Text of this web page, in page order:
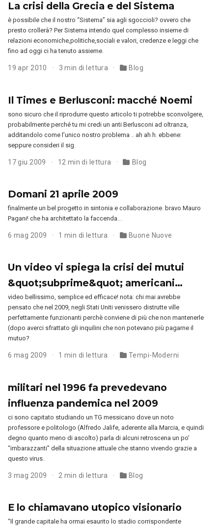
La crisi della Grecia e del Sistema
è possibile che il nostro “Sistema” sia agli sgoccioli? ovvero che
presto crollerà? Per Sistema intendo quel complesso insieme di
relazioni economiche,politiche,sociali e valori, credenze e leggi che
fino ad oggi ci ha tenuto assieme.
19 apr 2010 3 min di lettura Blog
Il Times e Berlusconi: macché Noemi
sono sicuro che il riprodurre questo articolo ti potrebbe sconvolgere,
probabilmente perché tu mi credi un anti Berlusconi ad oltranza,
additandolo come l’unico nostro problema .. ah ah h. ebbene:
seppure consideri il sig.
17 giu 2009 12 min di lettura Blog
Domani 21 aprile 2009
finalmente un bel progetto in sintonia e collaborazione. bravo Mauro
Pagani! che ha architettato la faccenda…
6 mag 2009 1 min di lettura Buone Nuove
Un video vi spiega la crisi dei mutui
&quot;subprime&quot; americani…
video bellissimo, semplice ed efficace! nota: chi mai avrebbe
pensato che nel 2009, negli Stati Uniti venissero distrutte ville
perfettamente funzionanti perchè conviene di più che non mantenerle
(dopo averci sfrattato gli inquilini che non potevano più pagarne il
mutuo?
6 mag 2009 1 min di lettura Tempi-Moderni
militari nel 1996 fa prevedevano
influenza pandemica nel 2009
ci sono capitato studiando un TG messicano dove un noto
professore e politologo (Alfredo Jalife, aderente alla Marcia, e quindi
degno quanto meno di ascolto) parla di alcuni retroscena un po’
“imbarazzanti” della situazione attuale che stanno vivendo grazie a
questo virus.
3 mag 2009 2 min di lettura Blog
E lo chiamavano utopico visionario
“Il grande capitale ha ormai esaurito lo stadio corrispondente